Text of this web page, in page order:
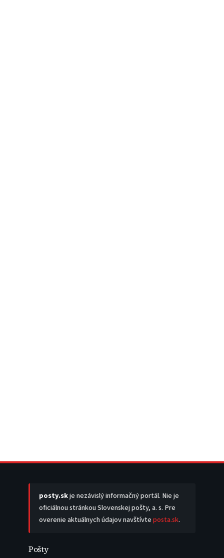
posty.skje nezávislý informačný portál. Nie je
oficiálnou stránkou Slovenskej pošty, a. s. Pre
overenie aktuálnych údajov navštívteposta.sk.
Pošty